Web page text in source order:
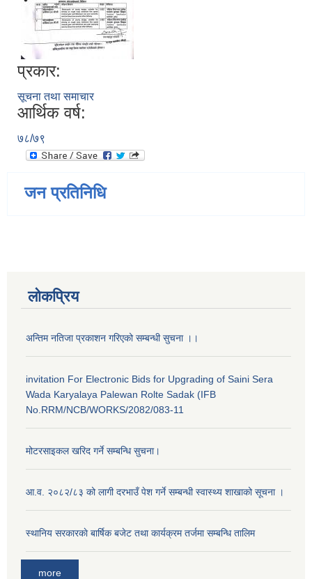
प्रकार:
सूचना तथा समाचार
आर्थिक वर्ष:
७८/७९
जन प्रतिनिधि
लोकप्रिय
अन्तिम नतिजा प्रकाशन गरिएको सम्बन्धी सुचना ।।
invitation For Electronic Bids for Upgrading of Saini Sera
Wada Karyalaya Palewan Rolte Sadak (IFB
No.RRM/NCB/WORKS/2082/083-11
मोटरसाइकल खरिद गर्ने सम्बन्धि सुचना।
आ.व. २०८२/८३ को लागी दरभाउँ पेश गर्ने सम्बन्धी स्वास्थ्य शाखाको सूचना ।
स्थानिय सरकारकाे बार्षिक बजेट तथा कार्यक्रम तर्जमा सम्बन्धि तालिम
more